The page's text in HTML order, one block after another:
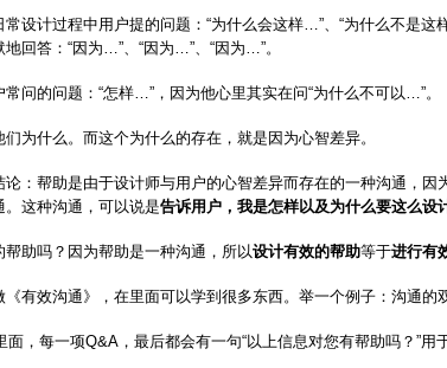
设计过程中用户提的问题：“为什么会这样…”、“为什么不是这
回答：“因为…”、“因为…”、“因为…”。
问的问题：“怎样…”，因为他心里其实在问“为什么不可以…”。
为什么。而这个为什么的存在，就是因为心智差异。
：帮助是由于设计师与用户的心智差异而存在的一种沟通，因
这种沟通，可以说是告诉用户，我是怎样以及为什么要这么设
助吗？因为帮助是一种沟通，所以设计有效的帮助等于进行有
有效沟通》，在里面可以学到很多东西。举一个例子：沟通的
，每一项Q&A，最后都会有一句“以上信息对您有帮助吗？”用